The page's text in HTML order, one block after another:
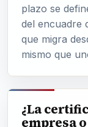
plazo se
del encuadre
que migra
mismo que
¿La
empresa